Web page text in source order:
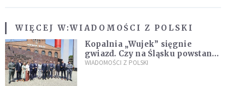
WIĘCEJ W:WIADOMOŚCI Z POLSKI
Kopalnia „Wujek” sięgnie
gwiazd. Czy na Śląsku powstanie
„Dolina Krzemowa”?
WIADOMOŚCI Z POLSKI